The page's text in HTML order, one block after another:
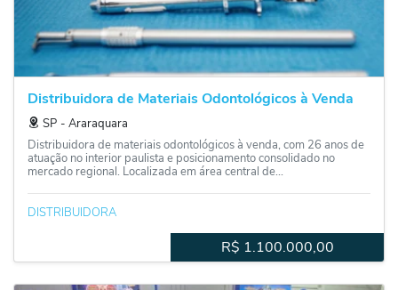
Distribuidora de Materiais Odontológicos à Venda
SP ‐ Araraquara
Distribuidora de materiais odontológicos à venda, com 26 anos de
atuação no interior paulista e posicionamento consolidado no
mercado regional. Localizada em área central de...
DISTRIBUIDORA
R$ 1.100.000,00